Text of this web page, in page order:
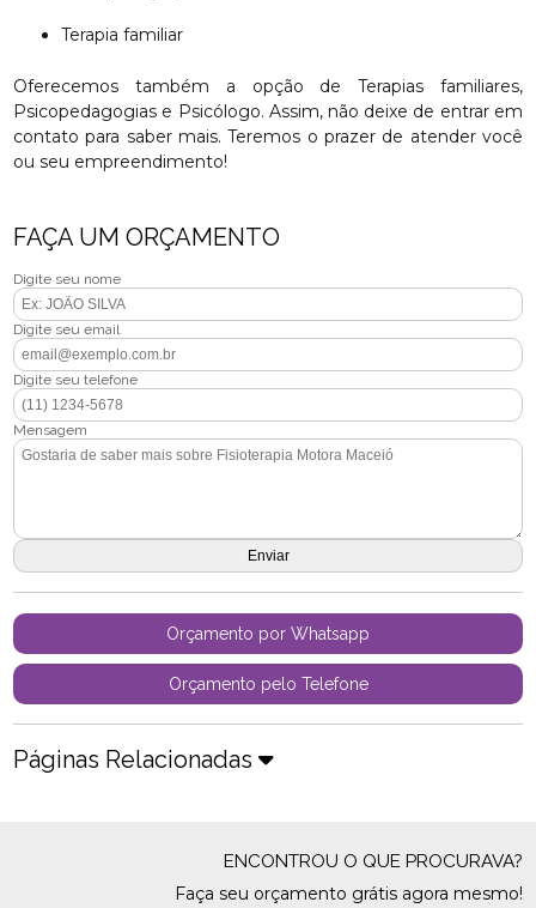
Terapia familiar
Oferecemos também a opção de Terapias familiares,
Psicopedagogias e Psicólogo. Assim, não deixe de entrar em
contato para saber mais. Teremos o prazer de atender você
ou seu empreendimento!
FAÇA UM ORÇAMENTO
Digite seu nome
Digite seu email
Digite seu telefone
Mensagem
Orçamento por Whatsapp
Orçamento pelo Telefone
Páginas Relacionadas
ENCONTROU O QUE PROCURAVA?
Faça seu orçamento grátis agora mesmo!